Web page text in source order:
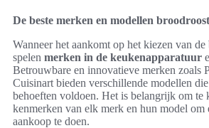
De beste merken en modellen
Wanneer het aankomt op het kiezen van de
spelen merken in de keukenapparatuur
Betrouwbare en innovatieve merken zoals
Cuisinart bieden verschillende modellen
behoeften voldoen. Het is belangrijk om te
kenmerken van elk merk en hun model om
aankoop te doen.